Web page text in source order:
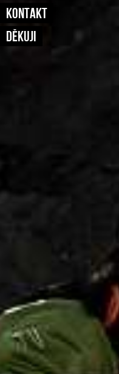
KONTAKT
DĚKUJI